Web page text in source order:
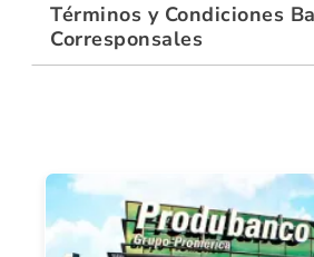
Términos y Condiciones
Corresponsales